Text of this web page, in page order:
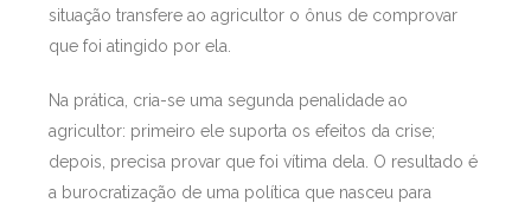
situação transfere ao agricultor o ônus de comprovar
que foi atingido por ela.
Na prática, cria-se uma segunda penalidade ao
agricultor: primeiro ele suporta os efeitos da crise;
depois, precisa provar que foi vítima dela. O resultado é
a burocratização de uma política que nasceu para